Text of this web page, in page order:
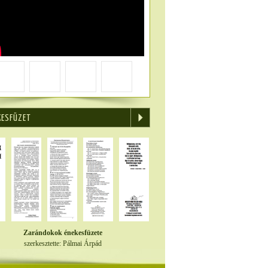
Zarándokok énekesfüzete
szerkesztette: Pálmai Árpád